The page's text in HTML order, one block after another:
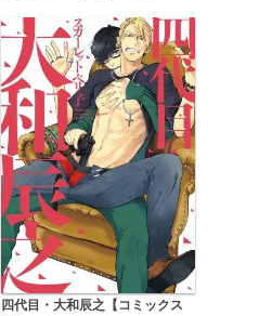
四代目・大和辰之【コミックス